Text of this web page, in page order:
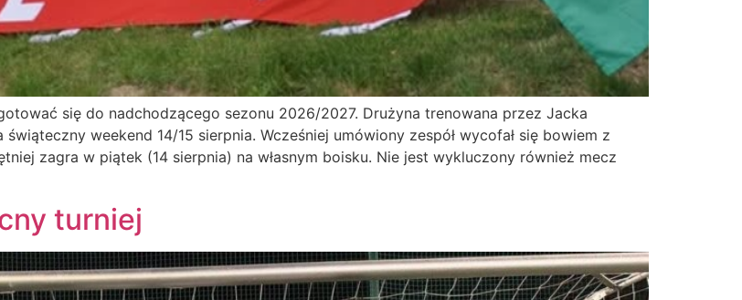
się do nadchodzącego sezonu 2026/2027. Drużyna trenowana przez Jacka
weekend 14/15 sierpnia. Wcześniej umówiony zespół wycofał się bowiem z
zagra w piątek (14 sierpnia) na własnym boisku. Nie jest wykluczony również mecz
turniej